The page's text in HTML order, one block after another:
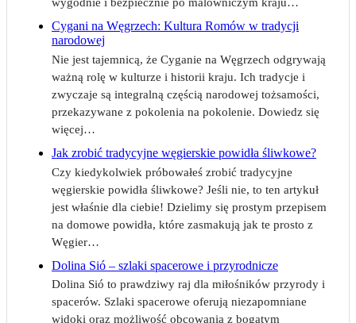
Cygani na Węgrzech: Kultura Romów w tradycji
narodowej
Nie jest tajemnicą, że Cyganie na Węgrzech odgrywają
ważną rolę w kulturze i historii kraju. Ich tradycje i
zwyczaje są integralną częścią narodowej tożsamości,
przekazywane z pokolenia na pokolenie. Dowiedz się
więcej…
Jak zrobić tradycyjne węgierskie powidła śliwkowe?
Czy kiedykolwiek próbowałeś zrobić tradycyjne
węgierskie powidła śliwkowe? Jeśli nie, to ten artykuł
jest właśnie dla ciebie! Dzielimy się prostym przepisem
na domowe powidła, które zasmakują jak te prosto z
Węgier…
Dolina Sió – szlaki spacerowe i przyrodnicze
Dolina Sió to prawdziwy raj dla miłośników przyrody i
spacerów. Szlaki spacerowe oferują niezapomniane
widoki oraz możliwość obcowania z bogatym